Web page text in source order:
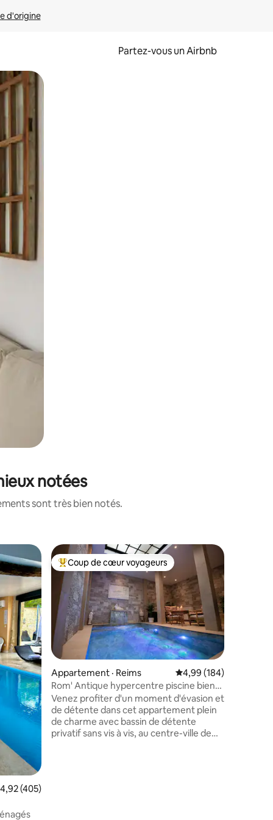
d'origine
Partez-vous un Airbnb
en les faisant glisser.
notées
sont très bien notés.
moyenne de 4,92 sur 5, 405 commentaires
4,92 (405)
Coup de cœur voyageurs parmi les plus aimés
Coup de cœur voyageurs
Appartement · Reims Note moyenne de
4,99 (184)
Rom' Antique hypercentre piscine bien
chaude
Venez profiter d'un moment d'évasion et
de détente dans cet appartement plein
de charme avec bassin de détente
privatif sans vis à vis, au centre-ville de